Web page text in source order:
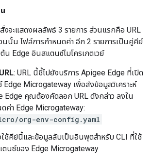
สั่งจะแสดงผลลัพธ์ 3 รายการ ส่วนแรกคือ URL
นนั้น ไฟล์การกำหนดค่า อีก 2 รายการเป็นคู่คีย์
น Edge อินสแตนซ์ไมโครเกตเวย์
: URL นี้ชี้ไปยังบริการ Apigee Edge ที่เปิด
Microgateway เพื่อส่งข้อมูลวิเคราะห์
Edge คุณต้องคัดลอก URL ดังกล่าว ลงใน
ค่า Edge Microgateway:
org-env-config.yaml
ช้คีย์นี้และข้อมูลลับเป็นอินพุตสำหรับ CLI ที่ใช้
ตนซ์ของ Edge Microgateway